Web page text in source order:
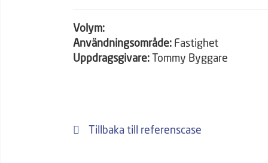
Volym:
Användningsområde: Fastighet
Uppdragsgivare: Tommy Byggare
Tillbaka till referenscase